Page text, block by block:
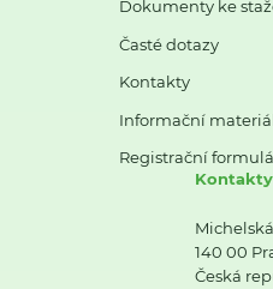
Dokumenty ke
Časté dotazy
Kontakty
Informační
Registrační
Kontakty
140 00
Česká